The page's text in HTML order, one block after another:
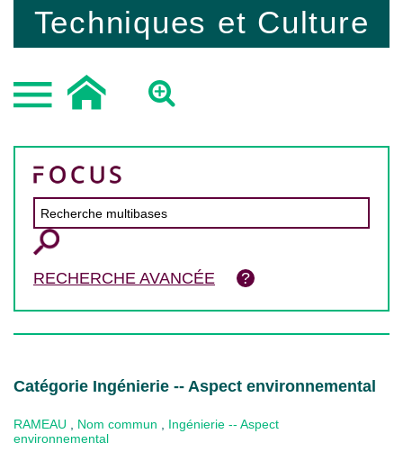
Techniques et Culture
RECHERCHE AVANCÉE
Catégorie Ingénierie -- Aspect environnemental
RAMEAU Nom commun
Ingénierie -- Aspect
environnemental